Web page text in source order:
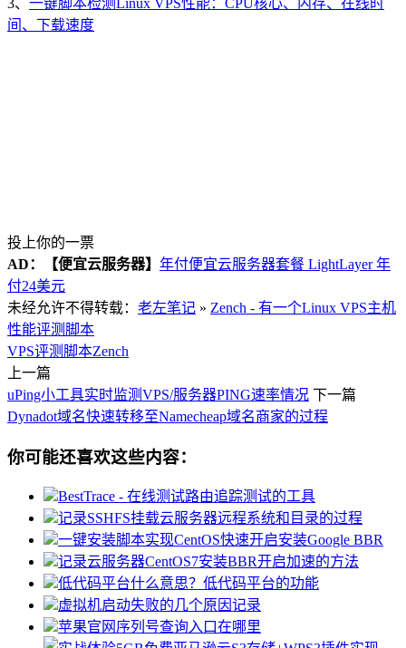
间、下载速度
投上你的一票
AD：
【便宜云服务器】 年付便宜云服务器套餐 LightLayer 年
付24美元
未经允许不得转载： 老左笔记 » Zench - 有一个Linux VPS主机
性能评测脚本
VPS评测脚本Zench
上一篇
uPing小工具实时监测VPS/服务器PING速率情况 下一篇
Dynadot域名快速转移至Namecheap域名商家的过程
你可能还喜欢这些内容：
BestTrace - 在线测试路由追踪测试的工具
记录SSHFS挂载云服务器远程系统和目录的过程
一键安装脚本实现CentOS快速开启安装Google BBR
记录云服务器CentOS7安装BBR开启加速的方法
低代码平台什么意思？低代码平台的功能
虚拟机启动失败的几个原因记录
苹果官网序列号查询入口在哪里